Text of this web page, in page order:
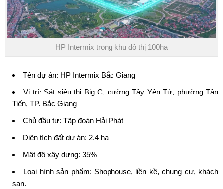
HP Intermix trong khu đô thị 100ha
Tên dự án: HP Intermix Bắc Giang
Vị trí: Sát siêu thị Big C, đường Tây Yên Tử, phường Tân
Tiến, TP. Bắc Giang
Chủ đầu tư: Tập đoàn Hải Phát
Diện tích đất dự án: 2.4 ha
Mật độ xây dựng: 35%
Loại hình sản phẩm: Shophouse, liền kề, chung cư, khách
sạn.